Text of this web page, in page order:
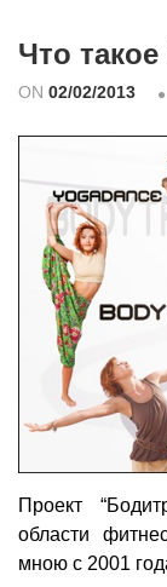
Что
ON 02/02/2013
Проект
области
мною с 2001